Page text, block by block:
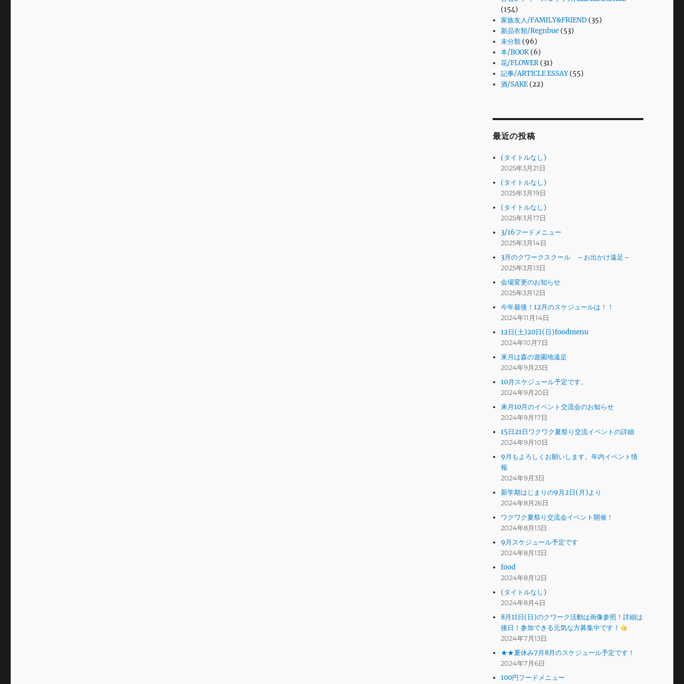
(154)
家族友人/FAMILY&FRIEND (35)
新品衣類/Regnbue (53)
未分類 (96)
本/BOOK(6)
花/FLOWER(31)
記事/ARTICLE ESSAY(55)
酒/SAKE (22)
最近の投稿
(タイトルなし)
2025年3月21日
(タイトルなし)
2025年3月19日
(タイトルなし)
2025年3月17日
3/16フードメニュー
2025年3月14日
3月のクワークスクール ～お出かけ遠足～
2025年3月13日
会場変更のお知らせ
2025年3月12日
今年最後！12月のスケジュールは！！
2024年11月14日
12日(土)20日(日)foodmenu
2024年10月7日
来月は森の遊園地遠足
2024年9月23日
10月スケジュール予定です。
2024年9月20日
来月10月のイベント交流会のお知らせ
2024年9月17日
15日21日ワクワク夏祭り交流イベントの詳細
2024年9月10日
9月もよろしくお願いします。年内イベント情
報
2024年9月3日
新学期はじまりの9月2日(月)より
2024年8月26日
ワクワク夏祭り交流会イベント開催！
2024年8月13日
9月スケジュール予定です
2024年8月13日
food
2024年8月12日
(タイトルなし)
2024年8月4日
8月11日(日)のクワーク活動は画像参照！詳細は
後日！参加できる元気な方募集中です！
2024年7月13日
★★夏休み7月8月のスケジュール予定です！
2024年7月6日
100円フードメニュー